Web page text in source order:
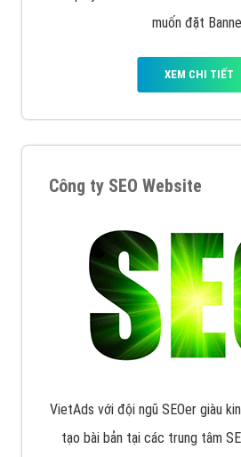
muốn đặt
XEM CHI TIẾT
Công ty SEO Website
VietAds với đội ngũ SEOer giàu
tạo bài bản tại các trung tâm